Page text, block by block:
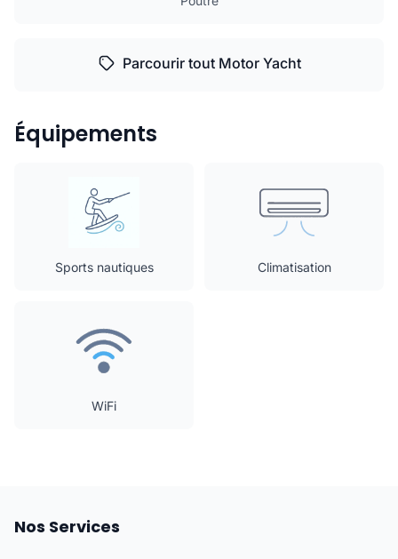
Parcourir tout Motor Yacht
Équipements
Sports nautiques Climatisation
WiFi
Nos Services